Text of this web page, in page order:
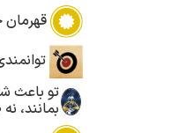
قهرمان
تو باعث
بمانند،